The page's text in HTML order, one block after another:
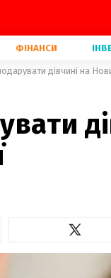
ФІНАНСИ
дівчині на